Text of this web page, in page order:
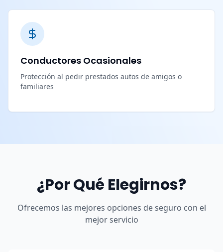
Conductores Ocasionales
Protección al pedir prestados autos de amigos o
familiares
¿Por Qué Elegirnos?
Ofrecemos las mejores opciones de seguro con el
mejor servicio